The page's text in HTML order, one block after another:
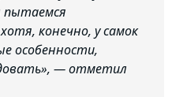
конечно, у самок
особенности,
— отметил